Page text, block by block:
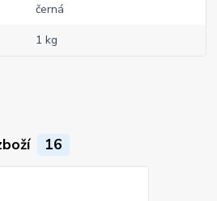
černá
1 kg
16